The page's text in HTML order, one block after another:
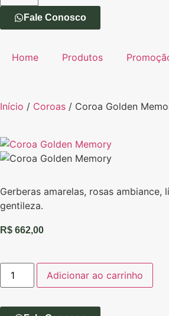
Fale Conosco
Home Produtos
Início / Coroas / Coroa Golden
Gerberas amarelas, rosas
gentileza.
R$ 662,00
Adicionar ao carrinho